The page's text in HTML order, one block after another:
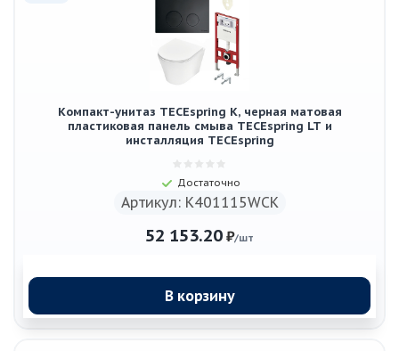
Компакт-унитаз TECEspring K, черная матовая
пластиковая панель смыва TECEspring LT и
инсталляция TECEspring
Достаточно
Артикул: K401115WCK
52 153.20 ₽/шт
В корзину